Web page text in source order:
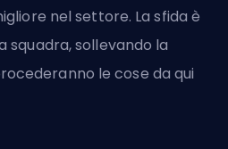
nel settore. La sfida è
sollevando la
le cose da qui